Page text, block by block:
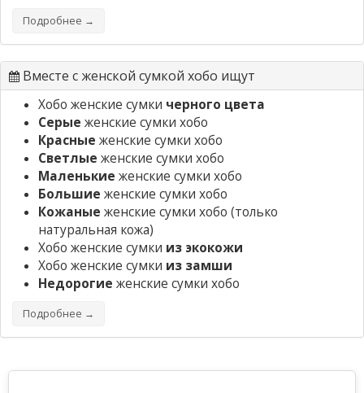
Подробнее →
Вместе с женской сумкой хобо ищут
Хобо женские сумки черного цвета
Серые женские сумки хобо
Красные женские сумки хобо
Светлые женские сумки хобо
Маленькие женские сумки хобо
Большие женские сумки хобо
Кожаные женские сумки хобо (только
натуральная кожа)
Хобо женские сумки из экокожи
Хобо женские сумки из замши
Недорогие женские сумки хобо
Подробнее →